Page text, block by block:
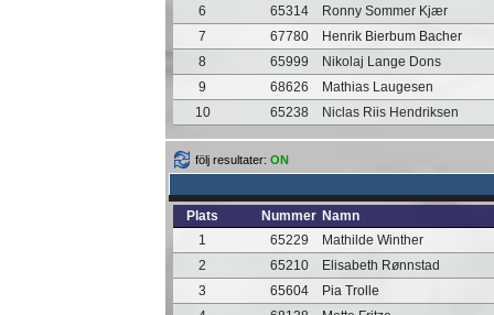
6
65314
Ronny Sommer Kjær
7
67780
Henrik Bierbum Bacher
8
65999
Nikolaj Lange Dons
9
68626
Mathias Laugesen
10
65238 Niclas Riis Hendriksen
följ resultater: ON
Plats Nummer Namn
1
65229
Mathilde Winther
2
65210
Elisabeth Rønnstad
3
65604
Pia Trolle